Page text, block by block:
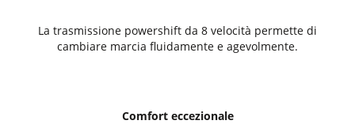
La trasmissione powershift da 8 velocità permette di
cambiare marcia fluidamente e agevolmente.
Comfort eccezionale